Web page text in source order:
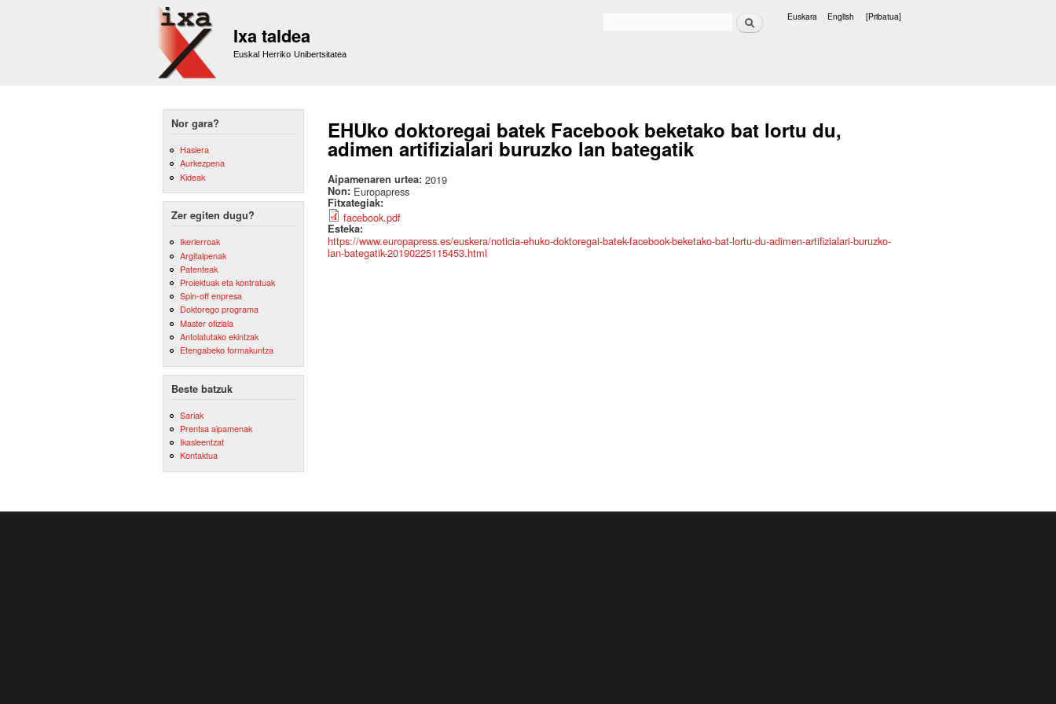
Ixa taldea
Euskal Herriko Unibertsitatea
Bilatu Euskara English [Pribatua]
Nor gara?
Hasiera
Aurkezpena
Kideak
Zer egiten dugu?
Ikerlerroak
Argitalpenak
Patenteak
Proiektuak eta kontratuak
Spin-off enpresa
Doktorego programa
Master ofiziala
Antolatutako ekintzak
Etengabeko formakuntza
Beste batzuk
Sariak
Prentsa aipamenak
Ikasleentzat
Kontaktua
EHUko doktoregai batek Facebook beketako bat lortu du,
adimen artifizialari buruzko lan bategatik
Aipamenaren urtea: 2019
Non: Europapress
Fitxategiak:
facebook.pdf
Esteka:
https://www.europapress.es/euskera/noticia-ehuko-doktoregai-batek-facebook-beketako-bat-lortu-du-adimen-artifizialari-buruzko-
lan-bategatik-20190225115453.html